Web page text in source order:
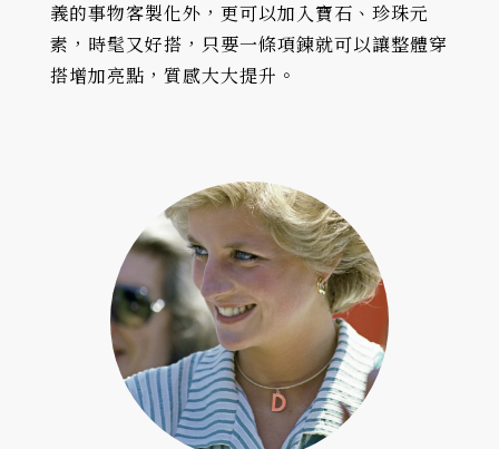
義的事物客製化外，更可以加入寶石、珍珠元
素，時髦又好搭，只要一條項鍊就可以讓整體穿
搭增加亮點，質感大大提升。